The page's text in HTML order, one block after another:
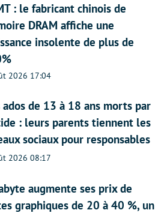
: le fabricant chinois de
DRAM affiche une
insolente de plus de
2026 17:04
ados de 13 à 18 ans morts par
: leurs parents tiennent les
sociaux pour responsables
2026 08:17
augmente ses prix de
graphiques de 20 à 40 %, un